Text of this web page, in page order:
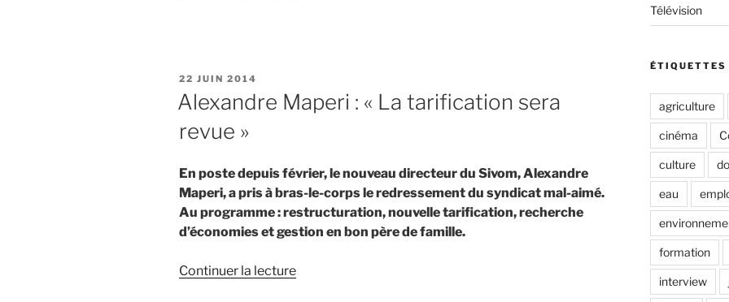
PUBLIÉ
LE
22 JUIN 2014
Alexandre Maperi : « La tarification sera
revue »
En poste depuis février, le nouveau directeur du Sivom, Alexandre
Maperi, a pris à bras-le-corps le redressement du syndicat mal-aimé.
Au programme : restructuration, nouvelle tarification, recherche
d’économies et gestion en bon père de famille.
Continuer la lecturede
Télévision
ÉTIQUETTES
agriculture
cinéma
culture
eau
formation
interview